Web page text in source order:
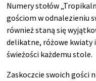
Numery stołów
gościom w odnalezieniu
również staną się
delikatne, różowe kwiaty
świeżości każdemu stole.
Zaskoczcie swoich